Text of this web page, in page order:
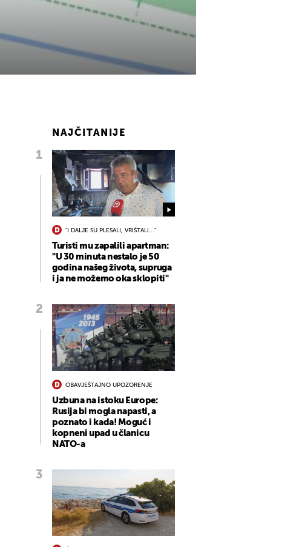
NAJČITANIJE
"I DALJE SU PLESALI, VRIŠTALI..."
Turisti mu zapalili apartman:
"U 30 minuta nestalo je 50
godina našeg života, supruga
i ja ne možemo oka sklopiti"
OBAVJEŠTAJNO UPOZORENJE
Uzbuna na istoku Europe:
Rusija bi mogla napasti, a
poznato i kada! Moguć i
kopneni upad u članicu
NATO-a